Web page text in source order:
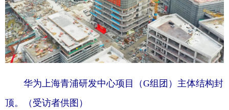
华为上海青浦研发中心项目（G组团）主体结构封
顶。（ 受访者供图）